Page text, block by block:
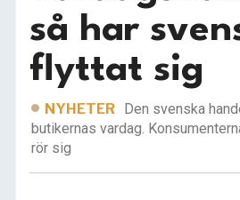
så har
flyttat sig
NYHETER Den svenska
butikernas vardag.
rör sig